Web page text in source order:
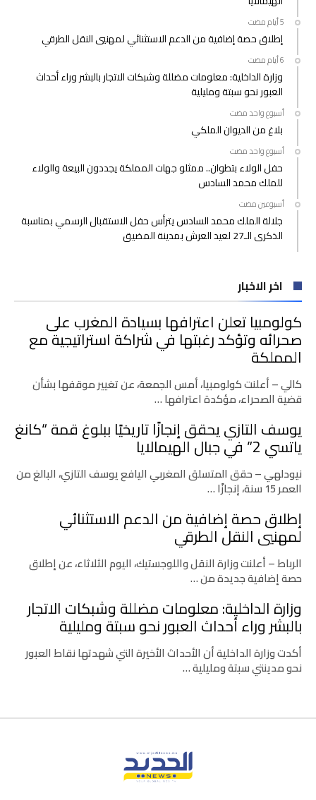
إطلاق حصة إضافية من الدعم الاستثنائي لمهنيي النقل الطرقي
وزارة الداخلية: معلومات مضللة وشبكات الاتجار بالبشر وراء أحداث
العبور نحو سبتة ومليلية
‫‫‫‏‫أسبوع واحد مضت‬
بلاغ من الديوان الملكي
‫‫‫‏‫أسبوع واحد مضت‬
حفل الولاء بتطوان.. ممثلو جهات المملكة يجددون البيعة والولاء
للملك محمد السادس
‫‫‫‏‫أسبوعين مضت‬
جلالة الملك محمد السادس يترأس حفل الاستقبال الرسمي بمناسبة
الذكرى الـ27 لعيد العرش بمدينة المضيق
اخر الاخبار
كولومبيا تعلن اعترافها بسيادة المغرب على
صحرائه وتؤكد رغبتها في شراكة استراتيجية مع
المملكة
كالي – أعلنت كولومبيا، أمس الجمعة، عن تغيير موقفها بشأن
قضية الصحراء، مؤكدة اعترافها …
يوسف التازي يحقق إنجازًا تاريخيًا ببلوغ قمة “كانغ
ياتسي 2” في جبال الهيمالايا
نيودلهي – حقق المتسلق المغربي اليافع يوسف التازي، البالغ من
العمر 15 سنة، إنجازًا …
إطلاق حصة إضافية من الدعم الاستثنائي
لمهنيي النقل الطرقي
الرباط – أعلنت وزارة النقل واللوجستيك، اليوم الثلاثاء، عن إطلاق
حصة إضافية جديدة من …
وزارة الداخلية: معلومات مضللة وشبكات الاتجار
بالبشر وراء أحداث العبور نحو سبتة ومليلية
أكدت وزارة الداخلية أن الأحداث الأخيرة التي شهدتها نقاط العبور
نحو مدينتي سبتة ومليلية …